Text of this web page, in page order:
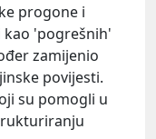
progone i
kao 'pogrešnih'
zamijenio
povijesti.
su pomogli u